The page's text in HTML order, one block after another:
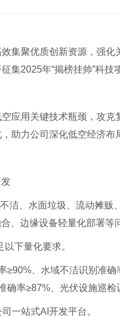
集聚优质创新资源，强
集2025年“揭榜挂帅”科技
应用关键技术瓶颈，攻
助力公司深化低空经济布
洁、水面垃圾、流动摊
、边缘设备轻量化部署等
下量化要求。
≥90%、水域不洁识别准
率≥87%、光伏设施巡检
一站式AI开发平台。